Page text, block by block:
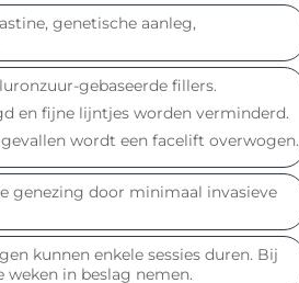
genetische aanleg,
gebaseerde fillers.
en fijne lijntjes worden verminderd.
wordt een facelift overwogen.
genezing door minimaal invasieve
kunnen enkele sessies duren. Bij
in beslag nemen.